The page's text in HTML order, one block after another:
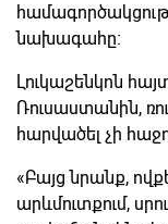
նախագահը։
Լուկաշենկոն
Ռուսաստանին,
հարվածել չի
«Բայց նրանք,
արևմուտքում,